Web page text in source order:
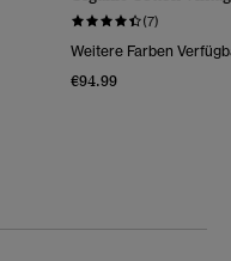
(7)
Weitere Farben
€94.99